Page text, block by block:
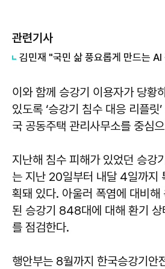
관련기사
이와 함께 승강기 이용자가 당황
있도록 ‘승강기 침수 대응 리플릿
국 공동주택 관리사무소를 중심
지난해 침수 피해가 있었던 승강
는 지난 20일부터 내달 4일까지
획돼 있다. 아울러 폭염에 대비해
된 승강기 848대에 대해 환기 상
를 점검한다.
행안부는 8월까지 한국승강기안